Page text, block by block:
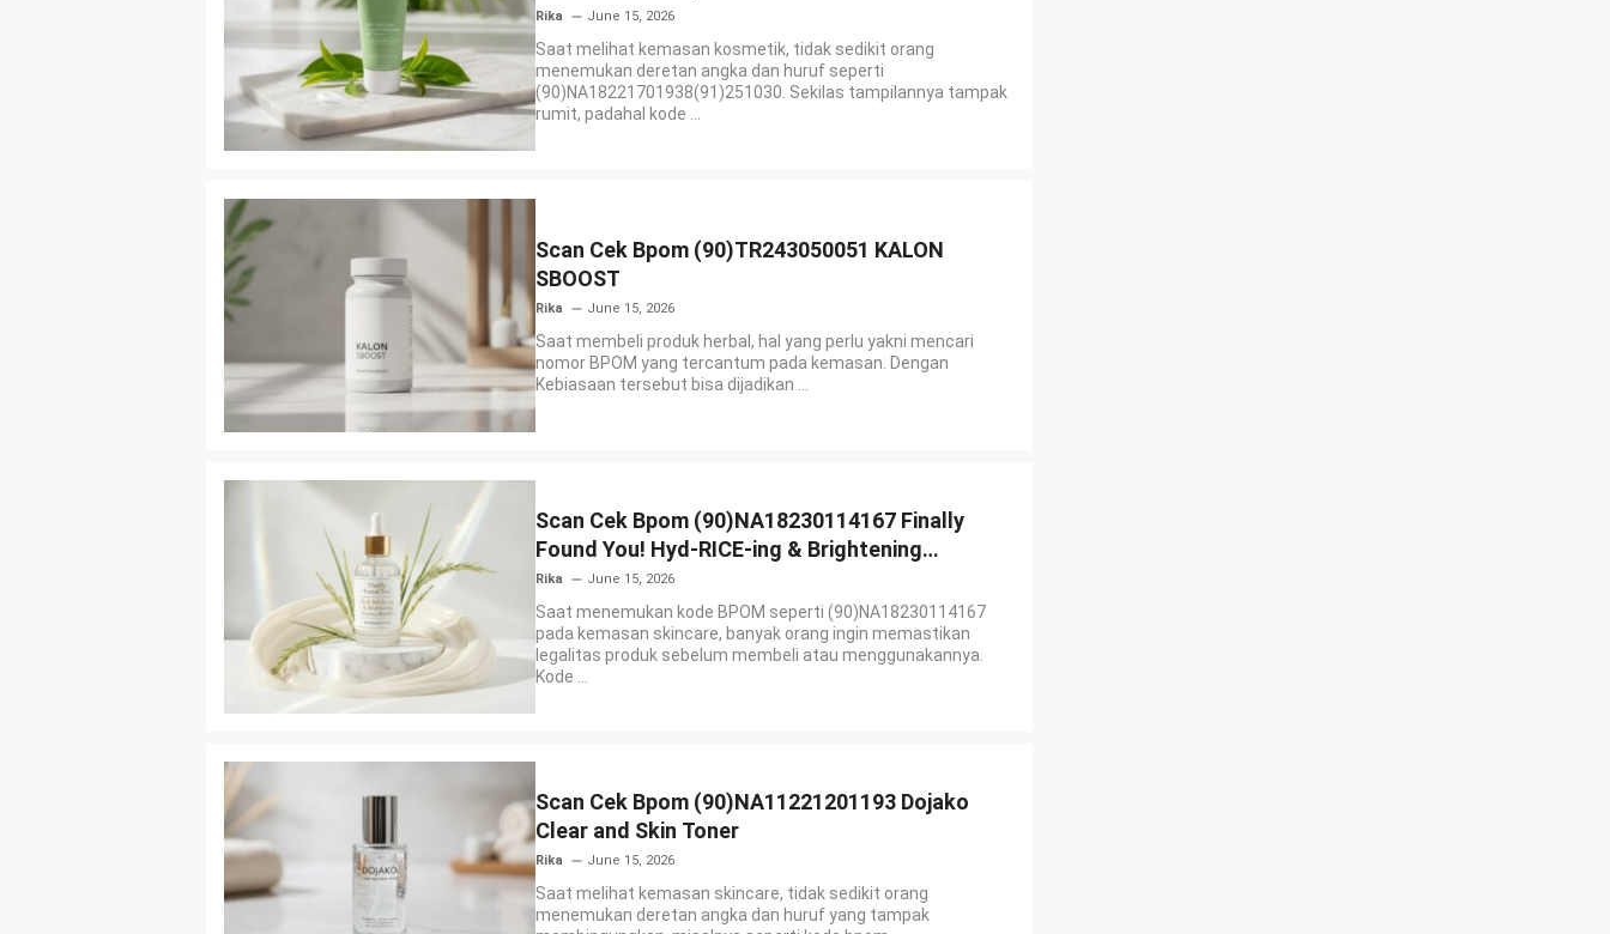
SPF 35
Rika June 15, 2026
Saat melihat kemasan kosmetik, tidak sedikit orang
menemukan deretan angka dan huruf seperti
(90)NA18221701938(91)251030. Sekilas tampilannya tampak
rumit, padahal kode ...
Scan Cek Bpom (90)TR243050051 KALON
SBOOST
Rika June 15, 2026
Saat membeli produk herbal, hal yang perlu yakni mencari
nomor BPOM yang tercantum pada kemasan. Dengan
Kebiasaan tersebut bisa dijadikan ...
Scan Cek Bpom (90)NA18230114167 Finally
Found You! Hyd-RICE-ing & Brightening
Essence Booster
Rika June 15, 2026
Saat menemukan kode BPOM seperti (90)NA18230114167
pada kemasan skincare, banyak orang ingin memastikan
legalitas produk sebelum membeli atau menggunakannya.
Kode ...
Scan Cek Bpom (90)NA11221201193 Dojako
Clear and Skin Toner
Rika June 15, 2026
Saat melihat kemasan skincare, tidak sedikit orang
menemukan deretan angka dan huruf yang tampak